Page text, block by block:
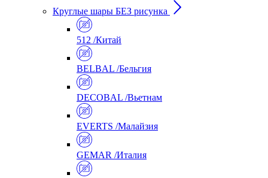
Круглые шары БЕЗ рисунка
512 /Китай
BELBAL /Бельгия
DECOBAL /Вьетнам
EVERTS /Малайзия
GEMAR /Италия